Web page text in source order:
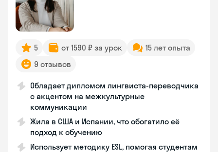
5 от 1590 ₽ за урок
15 лет опыта
9 отзывов
Обладает дипломом лингвиста-переводчика
с акцентом на межкультурные
коммуникации
Жила в США и Испании, что обогатило её
подход к обучению
Использует методику ESL, помогая студентам